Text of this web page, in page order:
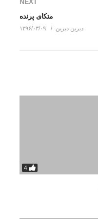
متکای پرنده
دیرین دیرین ۱۳۹۶/۰۳/۰۹
4